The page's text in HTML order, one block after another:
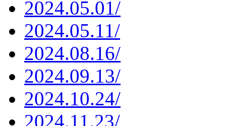
2024.05.01/
2024.05.11/
2024.08.16/
2024.09.13/
2024.10.24/
2024.11.23/